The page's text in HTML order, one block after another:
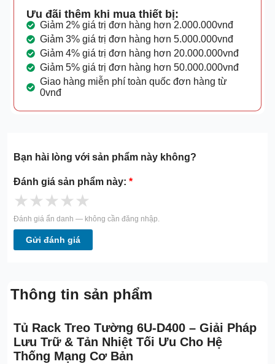
Ưu đãi thêm khi mua thiết bị:
Giảm 2% giá trị đơn hàng hơn 2.000.000vnđ
Giảm 3% giá trị đơn hàng hơn 5.000.000vnđ
Giảm 4% giá trị đơn hàng hơn 20.000.000vnđ
Giảm 5% giá trị đơn hàng hơn 50.000.000vnđ
Giao hàng miễn phí toàn quốc đơn hàng từ
0vnđ
Thông tin sản phẩm
Tủ Rack Treo Tường 6U-D400 – Giải Pháp
Lưu Trữ & Tản Nhiệt Tối Ưu Cho Hệ
Thống Mạng Cơ Bản
Bạn hài lòng với sản phẩm này không?
Đánh giá sản phẩm này:*
★★★★★
Đánh giá ẩn danh — không cần đăng nhập.
Gửi đánh giá